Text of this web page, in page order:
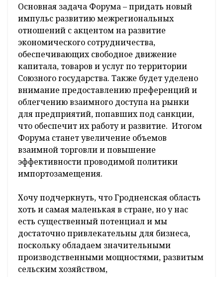
Основная задача Форума – придать новый
импульс развитию межрегиональных
отношений с акцентом на развитие
экономического сотрудничества,
обеспечивающих свободное движение
капитала, товаров и услуг по территории
Союзного государства. Также будет уделено
внимание предоставлению преференций и
облегчению взаимного доступа на рынки
для предприятий, попавших под санкции,
что обеспечит их работу и развитие. Итогом
Форума станет увеличение объемов
взаимной торговли и повышение
эффективности проводимой политики
импортозамещения.
Хочу подчеркнуть, что Гродненская область
хоть и самая маленькая в стране, но у нас
есть существенный потенциал и мы
достаточно привлекательны для бизнеса,
поскольку обладаем значительными
производственными мощностями, развитым
сельским хозяйством,